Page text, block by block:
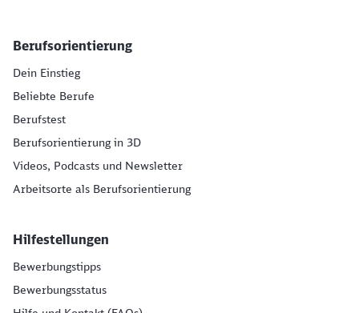
Berufsorientierung
Dein Einstieg
Beliebte Berufe
Berufstest
Berufsorientierung in 3D
Videos, Podcasts und Newsletter
Arbeitsorte als Berufsorientierung
Hilfestellungen
Bewerbungstipps
Bewerbungsstatus